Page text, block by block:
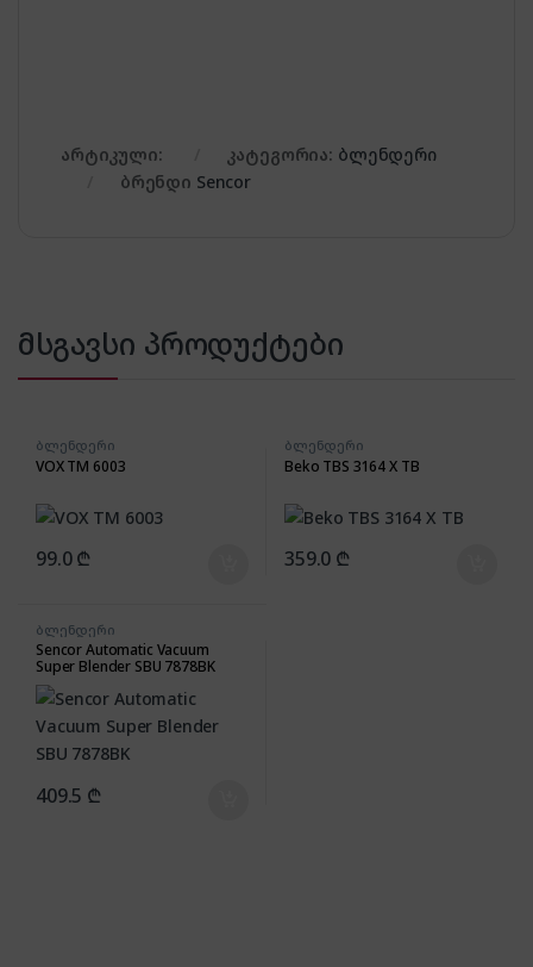
არტიკული: კატეგორია: ბლენდერი
ბრენდი Sencor
მსგავსი პროდუქტები
ბლენდერი
VOX TM 6003
99.0₾
ბლენდერი
Beko TBS 3164 X TB
359.0 ₾
ბლენდერი
Sencor Automatic Vacuum
Super Blender SBU 7878BK
409.5 ₾